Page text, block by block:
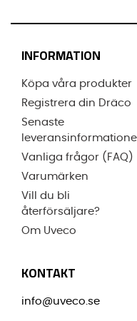
INFORMATION
Köpa våra produkter
Registrera din Dräco
Senaste
Vanliga frågor (FAQ)
Varumärken
Vill du bli
återförsäljare?
Om Uveco
KONTAKT
info@uveco.se